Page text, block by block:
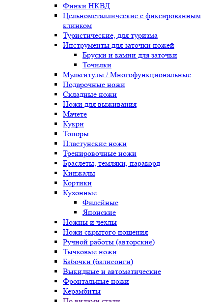
Финки НКВД
Цельнометаллические с фиксированным
клинком
Туристические, для туризма
Инструменты для заточки ножей
Бруски и камни для заточки
Точилки
Мультитулы / Многофункциональные
Подарочные ножи
Складные ножи
Ножи для выживания
Мачете
Кукри
Топоры
Пластунские ножи
Тренировочные ножи
Браслеты, темляки, паракорд
Кинжалы
Кортики
Кухонные
Филейные
Японские
Ножны и чехлы
Ножи скрытого ношения
Ручной работы (авторские)
Тычковые ножи
Бабочки (балисонги)
Выкидные и автоматические
Фронтальные ножи
Керамбиты